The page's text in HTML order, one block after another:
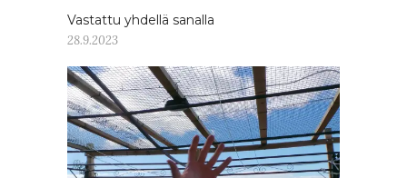
Vastattu yhdellä sanalla
28.9.2023